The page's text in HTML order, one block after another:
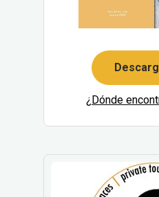
¿Dónde